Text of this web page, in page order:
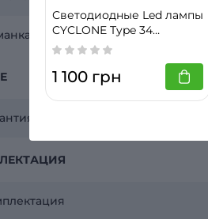
(Canbus)
Светодиодные Led лампы
CYCLONE Type 34
D1S/D2S/D3S/D4S 50W
1 100 грн